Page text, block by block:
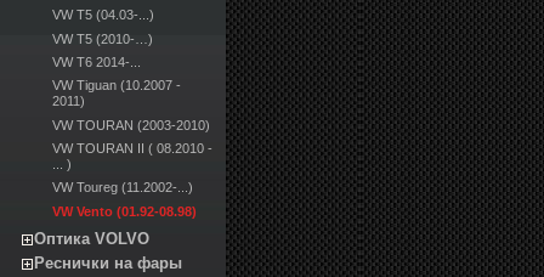
VW T5 (04.03-...)
VW T5 (2010-…)
VW T6 2014-...
VW Tiguan (10.2007 -
2011)
VW TOURAN (2003-2010)
VW TOURAN II ( 08.2010 -
... )
VW Toureg (11.2002-...)
VW Vento (01.92-08.98)
Оптика VOLVO
Реснички на фары